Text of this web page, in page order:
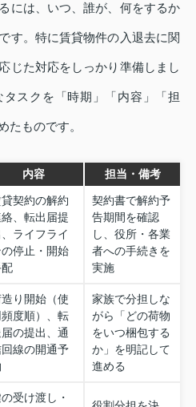
には、いつ、誰が、何をするか
す。特に賃貸物件の入退去に関
じた対応をしっかり準備しまし
スクを「時期」「内容」「担
たものです。
内容 担当・備考
契約の解約
、転出届提
、ライフライ
の停止・開始
契約書で解約予
告期間を確認
し、役所・各業
者への手続きを
実施
り開始（使
頻度順）、転
の提出、通
線の開通予
家族で分担しな
がら「どの荷物
をいつ梱包する
か」を明記して
進める
受け渡し・